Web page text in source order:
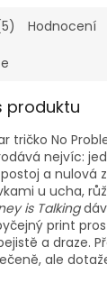
Hodnocení
produktu
tričko No
nejvíc:
a nulová
u ucha,
is Talking
print
a draze.
ale